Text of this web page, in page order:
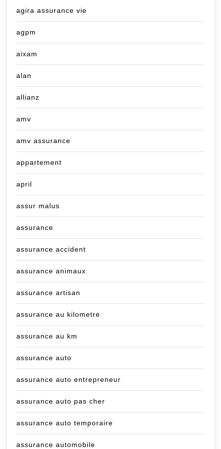
agira assurance vie
agpm
aixam
alan
allianz
amv
amv assurance
appartement
april
assur malus
assurance
assurance accident
assurance animaux
assurance artisan
assurance au kilometre
assurance au km
assurance auto
assurance auto entrepreneur
assurance auto pas cher
assurance auto temporaire
assurance automobile